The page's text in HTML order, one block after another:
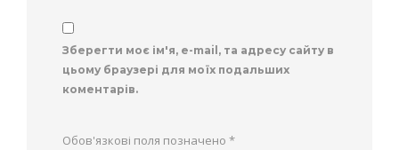
Зберегти моє ім'я, e-mail, та адресу сайту в
цьому браузері для моїх подальших
коментарів.
Обов'язкові поля позначено *